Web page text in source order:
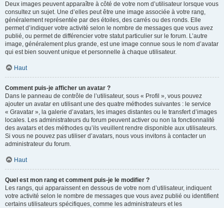
Deux images peuvent apparaître à côté de votre nom d’utilisateur lorsque vous
consultez un sujet. Une d’elles peut être une image associée à votre rang,
généralement représentée par des étoiles, des carrés ou des ronds. Elle
permet d’indiquer votre activité selon le nombre de messages que vous avez
publié, ou permet de différencier votre statut particulier sur le forum. L’autre
image, généralement plus grande, est une image connue sous le nom d’avatar
qui est bien souvent unique et personnelle à chaque utilisateur.
Haut
Comment puis-je afficher un avatar ?
Dans le panneau de contrôle de l’utilisateur, sous « Profil », vous pouvez
ajouter un avatar en utilisant une des quatre méthodes suivantes : le service
« Gravatar », la galerie d’avatars, les images distantes ou le transfert d’images
locales. Les administrateurs du forum peuvent activer ou non la fonctionnalité
des avatars et des méthodes qu’ils veuillent rendre disponible aux utilisateurs.
Si vous ne pouvez pas utiliser d’avatars, nous vous invitons à contacter un
administrateur du forum.
Haut
Quel est mon rang et comment puis-je le modifier ?
Les rangs, qui apparaissent en dessous de votre nom d’utilisateur, indiquent
votre activité selon le nombre de messages que vous avez publié ou identifient
certains utilisateurs spécifiques, comme les administrateurs et les